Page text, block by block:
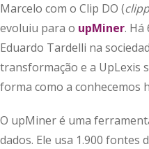
Marcelo com o Clip DO (
evoluiu para o upMiner. Há
Eduardo Tardelli na
transformação e a UpLexis
forma como a conhecemos
O upMiner é uma
dados. Ele usa 1.900 fontes